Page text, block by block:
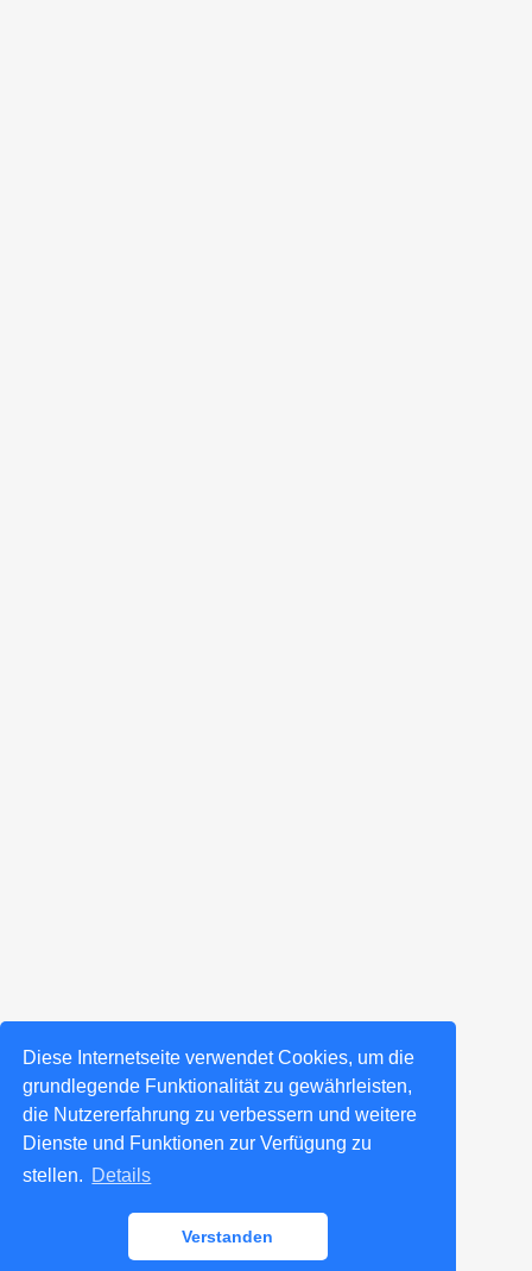
Diese Internetseite verwendet Cookies, um die
grundlegende Funktionalität zu gewährleisten,
die Nutzererfahrung zu verbessern und weitere
Dienste und Funktionen zur Verfügung zu
stellen. Details
Verstanden